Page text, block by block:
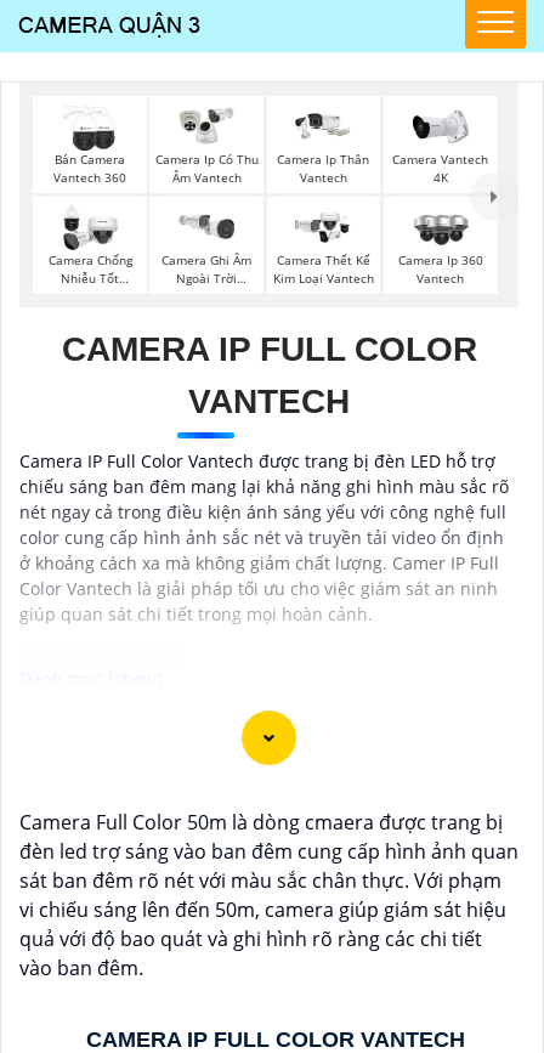
Bán Camera
Vantech 360
Camera Ip Có Thu
Âm Vantech
Camera Ip Thân
Vantech
Camera Vantech
4K
Camera Chống
Nhiễu Tốt
Camera Ghi Âm
Ngoài Trời
Camera Thết Kế
Kim Loại Vantech
Camera Ip 360
Vantech
CAMERA IP FULL COLOR
VANTECH
Camera IP Full Color Vantech được trang bị đèn LED hỗ trợ
chiếu sáng ban đêm mang lại khả năng ghi hình màu sắc rõ
nét ngay cả trong điều kiện ánh sáng yếu với công nghệ full
color cung cấp hình ảnh sắc nét và truyền tải video ổn định
ở khoảng cách xa mà không giảm chất lượng. Camer IP Full
Color Vantech là giải pháp tối ưu cho việc giám sát an ninh
giúp quan sát chi tiết trong mọi hoàn cảnh.
Camera Quan Sát IP ColorVu sử dụng công nghệ
ColorVu cho hình ảnh màu sắc cực kỳ sắc nét và rõ
lựa chọn hoàn hảo cho việc giám sát an ninh 24/7
trong môi trường thiếu ánh sáng. Mẫu camera này
được thiết kế hiện đại, dễ lắp đặt và cài đặt, phù hợp
với nhiều không gian như văn phòng, cửa hàng, gia
đình, hay nhà kho. Camera Quan Sát IP ColorVu cung
cấp khả năng quan sát từ xa qua hệ thống mạng
mọi lúc mọi nơi thông qua ứng dụng di động.
Camera Full Color 50m là dòng cmaera được trang bị
đèn led trợ sáng vào ban đêm cung cấp hình ảnh quan
sát ban đêm rõ nét với màu sắc chân thực. Với phạm
vi chiếu sáng lên đến 50m, camera giúp giám sát hiệu
quả với độ bao quát và ghi hình rõ ràng các chi tiết
vào ban đêm.
CAMERA IP FULL COLOR VANTECH